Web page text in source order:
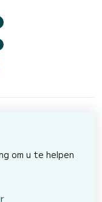
om u te helpen